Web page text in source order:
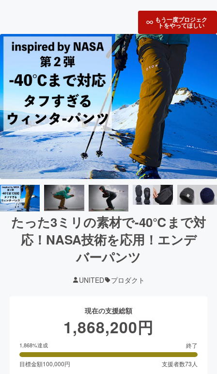
もう一度プロジェク
トをやってほしい
たった3ミリの素材で-40℃まで対
応！NASA技術を応用！エンデ
バーパンツ
UNITED プロダクト
現在の支援総額
1,868,200円
1,868%達成 終了
目標金額100,000円 支援者数73 人